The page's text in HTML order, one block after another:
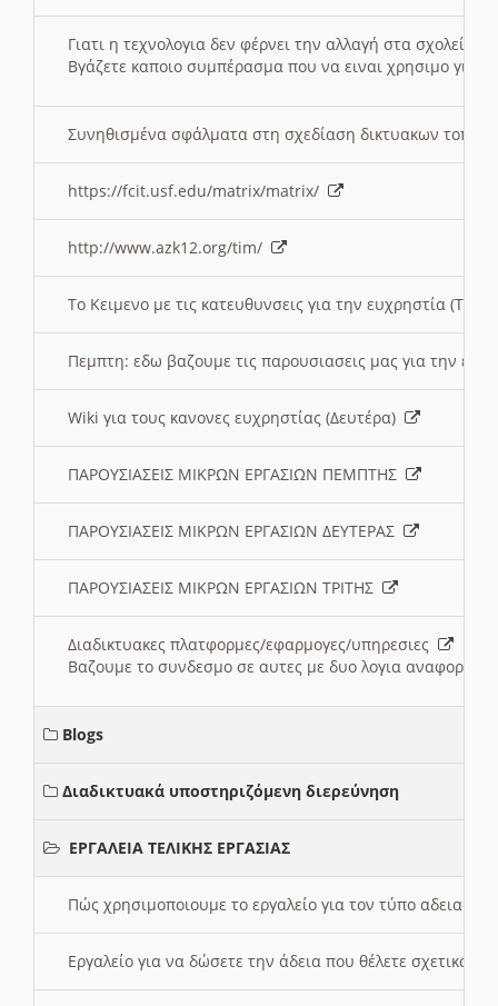
Γιατι η τεχνολογια δεν φέρνει την αλλαγή στα σχολεία;
Βγάζετε καποιο συμπέρασμα που να ειναι χρησιμο για
Συνηθισμένα σφάλματα στη σχεδίαση δικτυακων
https://fcit.usf.edu/matrix/matrix/
http://www.azk12.org/tim/
To Κειμενο με τις κατευθυνσεις για την ευχρηστία
Πεμπτη: εδω βαζουμε τις παρουσιασεις μας για την
Wiki για τους κανονες ευχρηστίας (Δευτέρα)
ΠΑΡΟΥΣΙΑΣΕΙΣ ΜΙΚΡΩΝ ΕΡΓΑΣΙΩΝ ΠΕΜΠΤΗΣ
ΠΑΡΟΥΣΙΑΣΕΙΣ ΜΙΚΡΩΝ ΕΡΓΑΣΙΩΝ ΔΕΥΤΕΡΑΣ
ΠΑΡΟΥΣΙΑΣΕΙΣ ΜΙΚΡΩΝ ΕΡΓΑΣΙΩΝ ΤΡΙΤΗΣ
Διαδικτυακες πλατφορμες/εφαρμογες/υπηρεσιες
Βαζουμε το συνδεσμο σε αυτες με δυο λογια αναφορικα
Blogs
Διαδικτυακά υποστηριζόμενη διερεύνηση
ΕΡΓΑΛΕΙΑ ΤΕΛΙΚΗΣ ΕΡΓΑΣΙΑΣ
Πώς χρησιμοποιουμε το εργαλείο για τον τύπο αδειας
Εργαλείο για να δώσετε την άδεια που θέλετε σχετικά